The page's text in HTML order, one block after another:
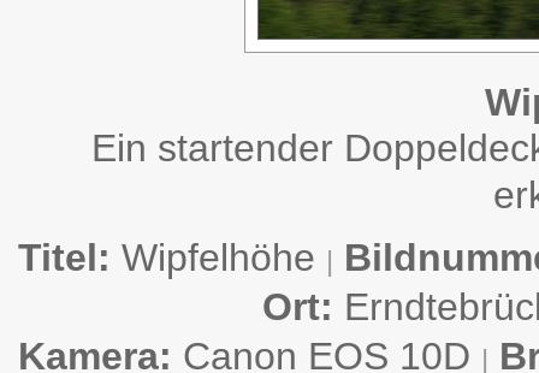
Ein startender
Titel: Wipfelhöhe |
Ort:
Kamera: Canon EOS 10D |